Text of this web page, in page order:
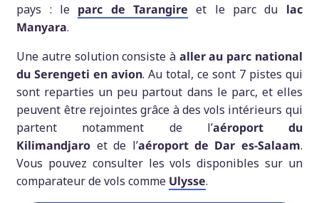
pays : le parc de Tarangire et le parc du lac
Manyara.
Une autre solution consiste à aller au parc national
du Serengeti en avion. Au total, ce sont 7 pistes qui
sont reparties un peu partout dans le parc, et elles
peuvent être rejointes grâce à des vols intérieurs qui
partent notamment de l’aéroport du
Kilimandjaro et de l’aéroport de Dar es-Salaam.
Vous pouvez consulter les vols disponibles sur un
comparateur de vols comme Ulysse.